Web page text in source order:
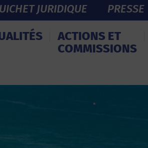
JURIDIQUE PRESSE
ACTIONS ET
COMMISSIONS